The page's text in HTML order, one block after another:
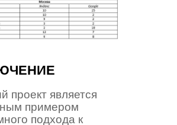
проект является
примером
подхода к